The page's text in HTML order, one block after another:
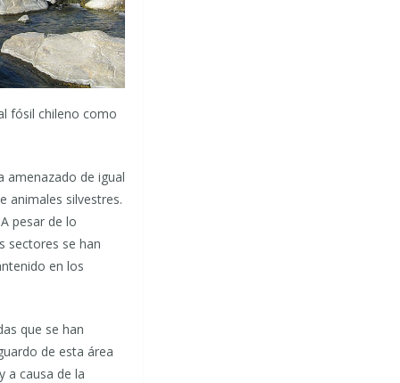
fósil chileno como
amenazado de igual
animales silvestres.
pesar de lo
sectores se han
en los
que se han
de esta área
a causa de la